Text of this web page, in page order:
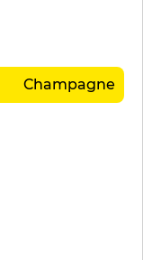
Champagne